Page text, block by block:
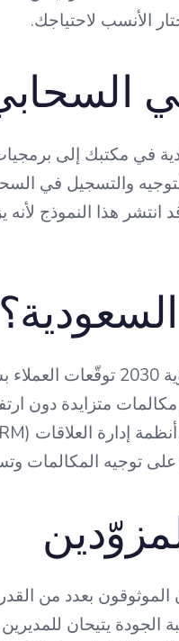
الأنسب لاحتياجك.
في مكتبك إلى
والتسجيل في
هذا النموذج لأنه
رفع التحوّل الرقمي
متزايدة دون
توجيه المكالمات
الجودة يتيحان